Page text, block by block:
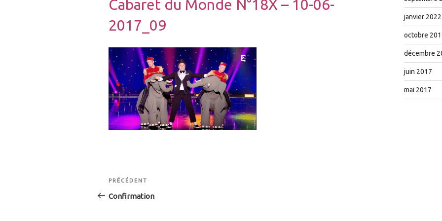
Cabaret du Monde N°18X – 10-06-
2017_09
Navigation
de
Article
précédent
PRÉCÉDENT
Confirmation
janvier 2022
octobre
décembre
juin 2017
mai 2017